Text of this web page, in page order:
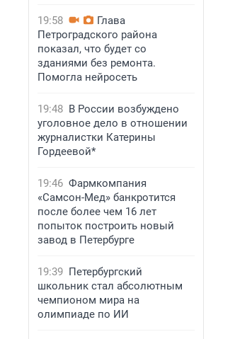
19:58
Глава
Петроградского района
показал, что будет со
зданиями без ремонта.
Помогла нейросеть
19:48 В России возбуждено
уголовное дело в отношении
журналистки Катерины
Гордеевой*
19:46 Фармкомпания
«Самсон-Мед» банкротится
после более чем 16 лет
попыток построить новый
завод в Петербурге
19:39 Петербургский
школьник стал абсолютным
чемпионом мира на
олимпиаде по ИИ